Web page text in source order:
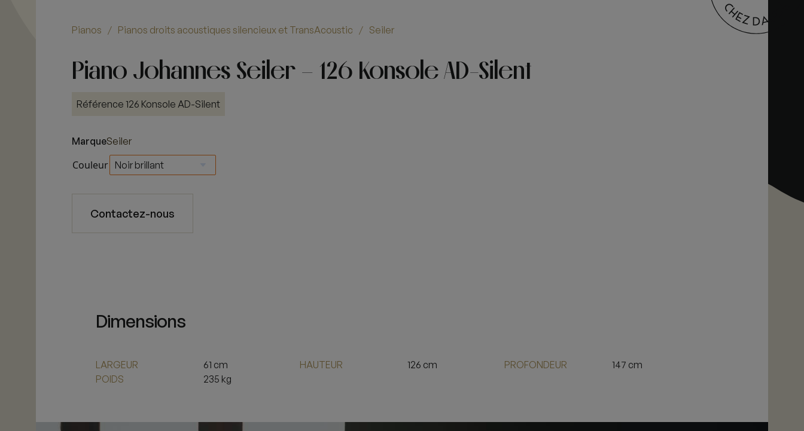
Pianos / Pianos droits acoustiques silencieux et TransAcoustic / Seiler
Piano Johannes Seiler – 126 Konsole AD-Silent
Référence 126 Konsole AD-Silent
MarqueSeiler
Couleur
Contactez-nous
Dimensions
LARGEUR 61 cm HAUTEUR 126 cm PROFONDEUR
147 cm
POIDS
235 kg